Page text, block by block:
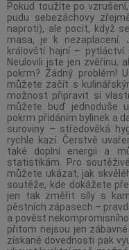
Pokud toužíte po
pudu sebezáchovy
naproti), ale pocit, když
masa, je k nezaplacení.
královští hajní –
Neulovili jste jen zvěřinu,
pokrm? Žádný problém!
můžete začít s
možnost připravit si
můžete buď jednoduše
pokrm přidáním bylinek a
suroviny – středověká
rychle kazí. Čerstvě
také doplní energii a
statistikám. Pro
můžete ukázat, jak
soutěže, kde dokážete
jen tak změřit síly s
pěstních zápasech –
a pověst
přitom nejsou jen
získané dovednosti pak